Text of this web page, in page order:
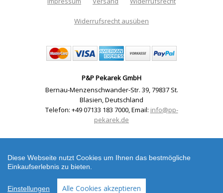
Widerrufsrecht ausüben
P&P Pekarek GmbH
Bernau-Menzenschwander-Str. 39,79837 St.
Blasien,Deutschland
Telefon: +49 07133 183 7000,Email: info@pp-
pekarek.de
Vorhängeschloss mit 4-stelliger Zahlenkombination
Artikelnummer: 202107
Diese Webseite nutzt Cookies um Ihnen das bestmögliche
Einkaufserlebnis zu bieten.
Einstellungen Alle Cookies akzeptieren